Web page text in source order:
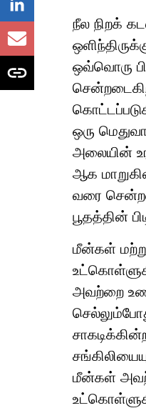
நீல நிறக்
ஒவ்வொரு
ஒரு
அலையின்
ஆக
வரை
பூதத்தின்
மீன்கள்
அவற்றை
மீன்கள்